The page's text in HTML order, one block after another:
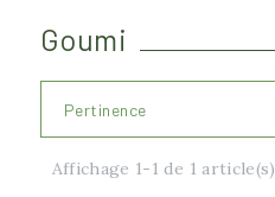
Goumi
Affichage 1-1 de 1 article(s)